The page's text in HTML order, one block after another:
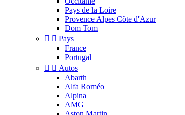
Pays de la Loire
Provence Alpes Côte d'Azur
Dom Tom
  Pays
France
Portugal
  Autos
Abarth
Alfa Roméo
Alpina
AMG